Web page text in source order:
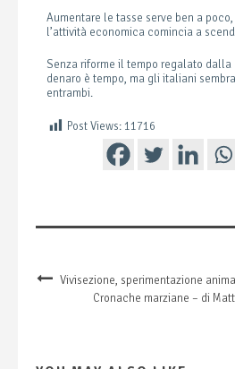
Aumentare le tasse serve ben a
l’attività economica comincia a
Senza riforme il tempo regalato dalla
denaro è tempo, ma gli italiani
entrambi.
Post Views: 11716
Vivisezione, sperimentazione
Cronache marziane – di